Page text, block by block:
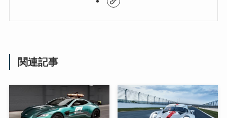
関連記事